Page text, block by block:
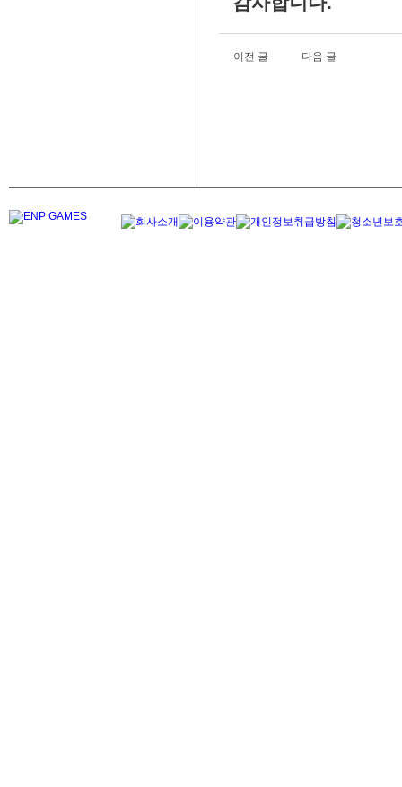
이전 글 다음 글